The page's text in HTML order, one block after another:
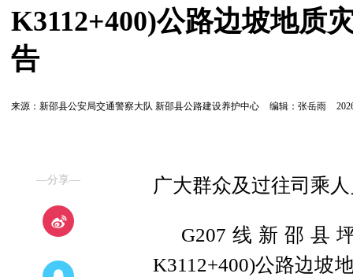
K3112+400)公路边坡地质
告
来源：新邵县公安局交通警察大队 新邵县公路建设养护中心 编辑：张岳雨
—分享— 广大群众及过往司乘
G207线新邵县
K3112+400)公路边坡